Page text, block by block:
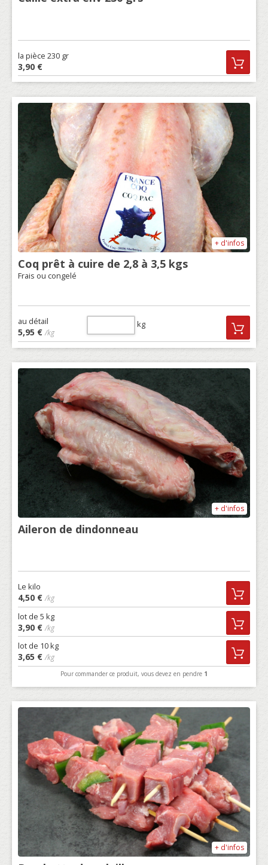
la pièce 230 gr
3,90 €
+ d'infos
Coq prêt à cuire de 2,8 à 3,5 kgs
Frais ou congelé
au détail kg
5,95 €/kg
+ d'infos
Aileron de dindonneau
Le kilo
4,50 €/kg
lot de 5 kg
3,90 €/kg
lot de 10 kg
3,65 €/kg
Pour commander ce produit, vous devez en pendre 1
+ d'infos